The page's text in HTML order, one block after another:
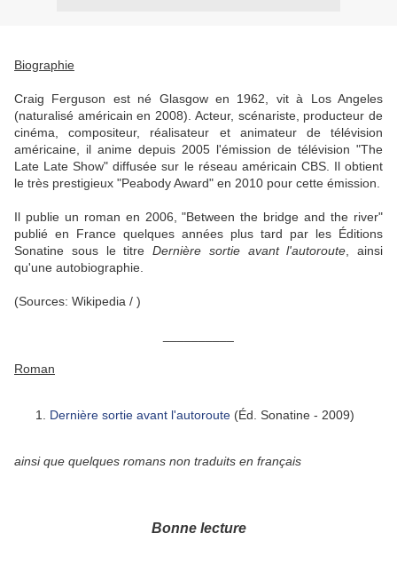
Biographie
Craig Ferguson est né Glasgow en 1962, vit à Los Angeles
(naturalisé américain en 2008). Acteur, scénariste, producteur de
cinéma, compositeur, réalisateur et animateur de télévision
américaine, il anime depuis 2005 l'émission de télévision "The
Late Late Show" diffusée sur le réseau américain CBS. Il obtient
le très prestigieux "Peabody Award" en 2010 pour cette émission.
Il publie un roman en 2006, "Between the bridge and the river"
publié en France quelques années plus tard par les Éditions
Sonatine sous le titre Dernière sortie avant l'autoroute , ainsi
qu'une autobiographie.
(Sources: Wikipedia / )
Roman
Dernière sortie avant l'autoroute (Éd. Sonatine - 2009)
ainsi que quelques romans non traduits en français
Bonne lecture